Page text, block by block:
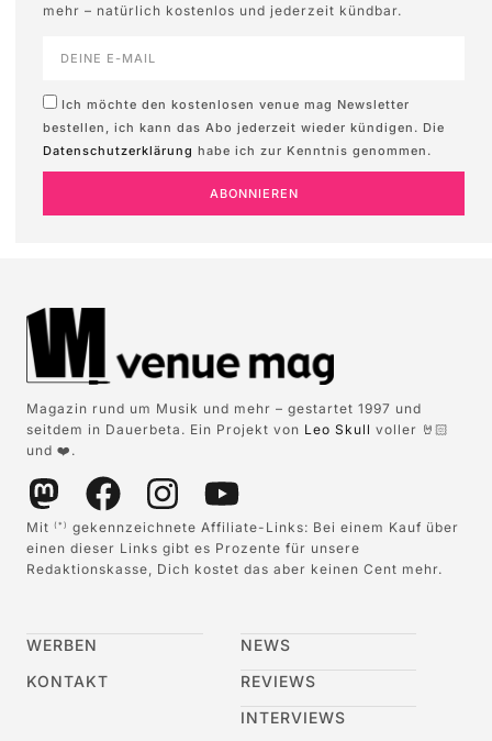
mehr – natürlich kostenlos und jederzeit kündbar.
Ich möchte den kostenlosen venue mag Newsletter
bestellen, ich kann das Abo jederzeit wieder kündigen. Die
Datenschutzerklärung habe ich zur Kenntnis genommen.
ABONNIEREN
Magazin rund um Musik und mehr – gestartet 1997 und
seitdem in Dauerbeta. Ein Projekt von Leo Skull voller 🤘🏻
und ❤️.
Mit (*)
gekennzeichnete Affiliate-Links: Bei einem Kauf über
einen dieser Links gibt es Prozente für unsere
Redaktionskasse, Dich kostet das aber keinen Cent mehr.
WERBEN
KONTAKT
NEWS
REVIEWS
INTERVIEWS